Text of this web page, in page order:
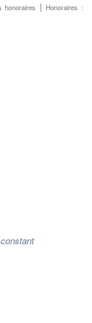
honoraires | Honoraires :